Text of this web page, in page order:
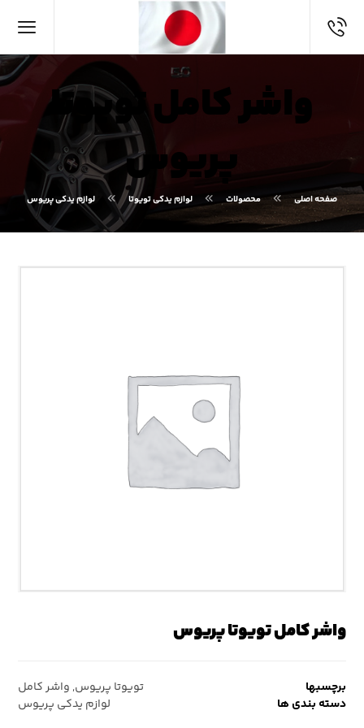
واشر کامل تویوتا
پریوس
صفحه اصلی محصولات لوازم یدکی تویوتا لوازم یدکی پریوس
واشر کامل تویوتا پریوس
برچسبها تویوتا پریوس, واشر کامل
دسته بندی ها
لوازم یدکی پریوس